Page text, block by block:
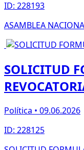
ID: 228193
ASAMBLEA
SOLICITUD
Política • 09.06.2026
ID: 228125